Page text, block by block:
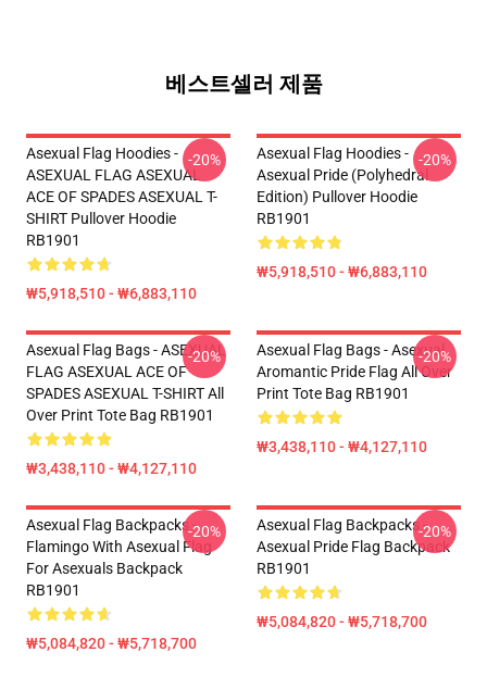
베스트셀러 제품
Asexual Flag Hoodies -
ASEXUAL FLAG ASEXUAL
ACE OF SPADES ASEXUAL T-
SHIRT Pullover Hoodie
RB1901
₩5,918,510 - ₩6,883,110
-20%
Asexual Flag Hoodies -
Asexual Pride (Polyhedral
Edition) Pullover Hoodie
RB1901
₩5,918,510 - ₩6,883,110
-20%
Asexual Flag Bags - ASEXUAL
FLAG ASEXUAL ACE OF
SPADES ASEXUAL T-SHIRT All
Over Print Tote Bag RB1901
₩3,438,110 - ₩4,127,110
-20%
Asexual Flag Bags - Asexual
Aromantic Pride Flag All Over
Print Tote Bag RB1901
₩3,438,110 - ₩4,127,110
-20%
Asexual Flag Backpacks -
Flamingo With Asexual Flag
For Asexuals Backpack
RB1901
₩5,084,820 - ₩5,718,700
-20%
Asexual Flag Backpacks -
Asexual Pride Flag Backpack
RB1901
₩5,084,820 - ₩5,718,700
-20%